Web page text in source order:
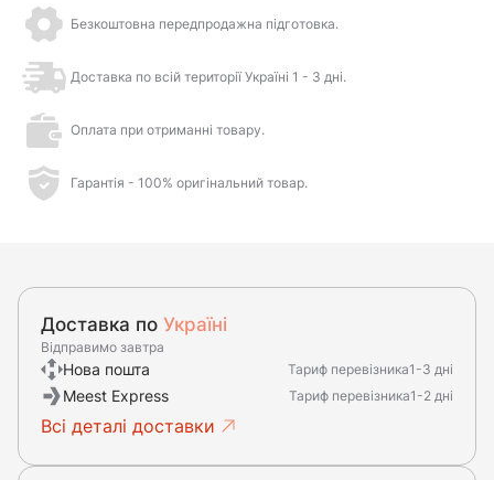
Безкоштовна передпродажна підготовка.
Доставка по всій території Україні 1 - 3 дні.
Оплата при отриманні товару.
Гарантія - 100% оригінальний товар.
Доставка по Україні
Відправимо завтра
Нова пошта Тариф перевізника1-3 дні
Meest Express Тариф перевізника1-2 дні
Всі деталі доставки